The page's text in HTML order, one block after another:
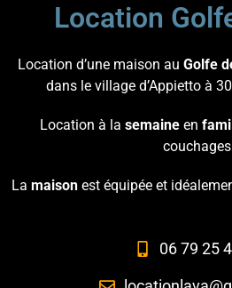
Location
Location d’une maison au Golfe
dans le village d’Appietto à
Location à la semaineen
La maisonest équipée et
06 79 25